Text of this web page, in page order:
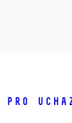
Pro